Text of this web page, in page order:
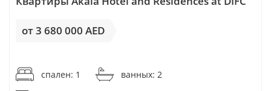
от 3 680 000 AED
спален: 1
ванных: 2